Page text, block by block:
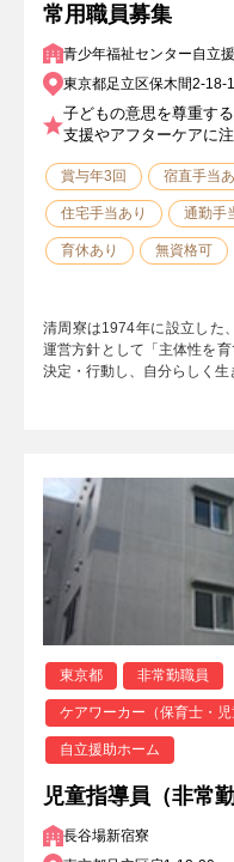
常用職員募集
青少年福祉センター自立
東京都足立区保木間2-18-
子どもの意思を尊重す
支援やアフターケアに
賞与年3回 宿直手当
住宅手当あり 通勤手
育休あり 無資格可
清周寮は1974年に設立した
運営方針として「主体性を
決定・行動し、自分らしく
東京都 非常勤職員
ケアワーカー（保育士・児
自立援助ホーム
児童指導員（非常
長谷場新宿寮